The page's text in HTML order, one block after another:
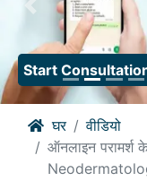
Start
Previous
घर
वीडियो
ऑनलाइन परामर्श